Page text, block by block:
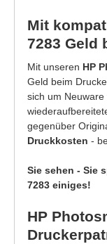
Mit
7283 Geld
Mit unseren HP
Geld beim
sich um
gegenüber
Druckkosten -
Sie sehen - Sie
7283 einiges!
HP